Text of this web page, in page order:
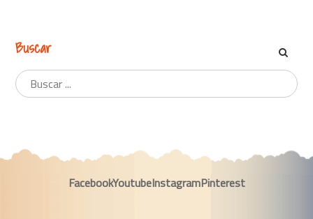
Buscar
FacebookYoutubeInstagramPinterest